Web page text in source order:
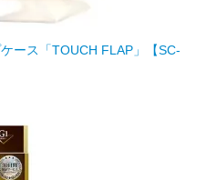
ース「TOUCH FLAP」【SC-